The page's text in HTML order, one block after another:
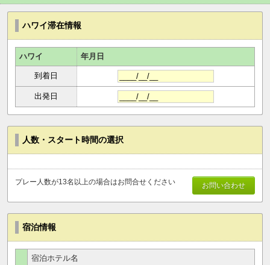
ハワイ滞在情報
ハワイ 年月日
到着日
出発日
人数・スタート時間の選択
お問い合わせ
プレー人数が13名以上の場合はお問合せください
宿泊情報
宿泊ホテル名